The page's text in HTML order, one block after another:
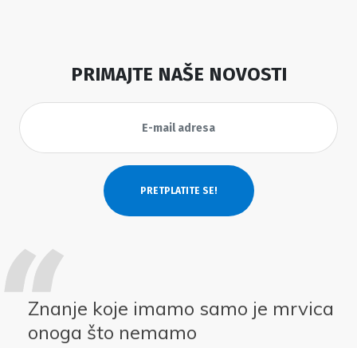
PRIMAJTE NAŠE NOVOSTI
Znanje koje imamo samo je mrvica
onoga što nemamo